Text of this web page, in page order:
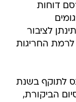
דוחות
לציבור
החריגות
לתוקף בשנת
הביקורת,